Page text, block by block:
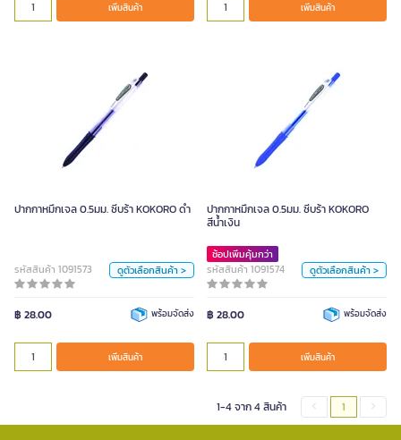
เพิ่มสินค้า เพิ่มสินค้า
ปากกาหมึกเจล 0.5มม. ซีบร้า KOKORO ดำ
รหัสสินค้า 1091573 ดูตัวเลือกสินค้า >
฿ 28.00 พร้อมจัดส่ง
เพิ่มสินค้า
ปากกาหมึกเจล 0.5มม. ซีบร้า KOKORO
เขียวอ่อน
ฟ้า
หน่วย
ปากกาหมึกเจล 0.5มม. ซีบร้า KOKORO
สีน้ำเงิน
ช้อปเพิ่มคุ้มกว่า
รหัสสินค้า 1091574
ดูตัวเลือกสินค้า >
฿ 28.00 พร้อมจัดส่ง
เพิ่มสินค้า
ปากกาหมึกเจล 0.5มม. ซีบร้า KOKORO
เหลือง
ชมพู
เขียว
เขียวอ่อน
ฟ้า
หน่วย
1-4 จาก 4 สินค้า 1